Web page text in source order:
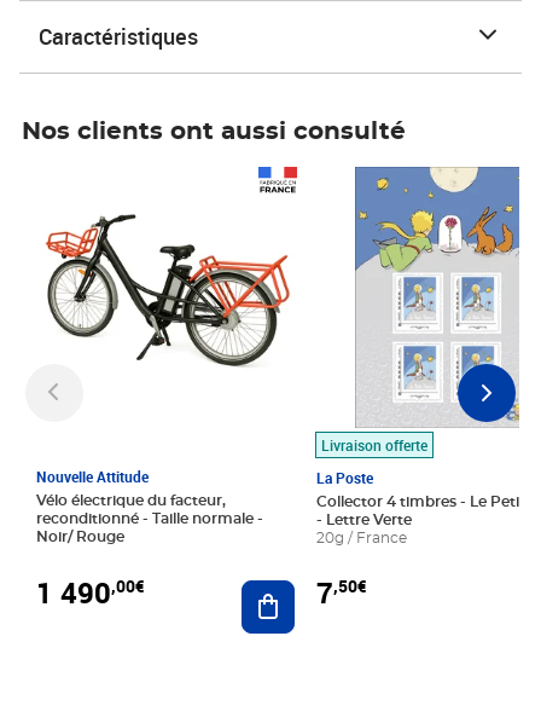
Caractéristiques
Nos clients ont aussi consulté
Nouvelle Attitude
Vélo électrique du facteur,
reconditionné - Taille normale -
Noir/ Rouge
1 490,00€ Ajouter au panier
Livraison offerte
La Poste
Collector 4 timbres - Le Petit
- Lettre Verte
20g / France
7,50€
Prix 7,50€